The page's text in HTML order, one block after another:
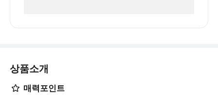
상품소개
매력포인트